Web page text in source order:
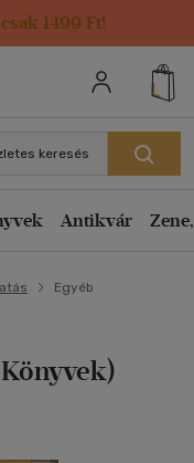
1499 Ft!
keresés
Antikvár
Egyéb